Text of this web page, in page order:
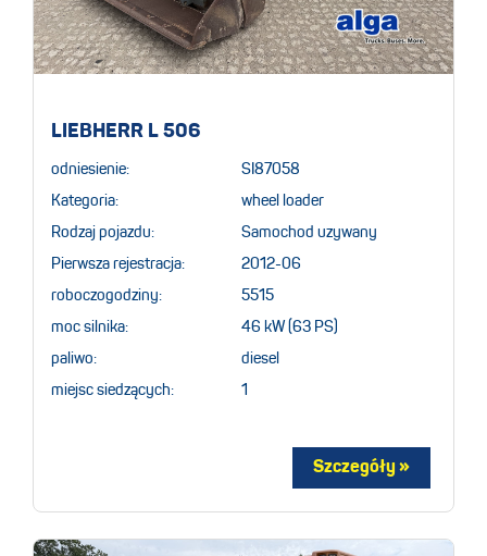
LIEBHERR L 506
odniesienie: SI87058
Kategoria: wheel loader
Rodzaj pojazdu: Samochod uzywany
Pierwsza rejestracja: 2012-06
roboczogodziny: 5515
moc silnika: 46 kW (63 PS)
paliwo: diesel
miejsc siedzących: 1